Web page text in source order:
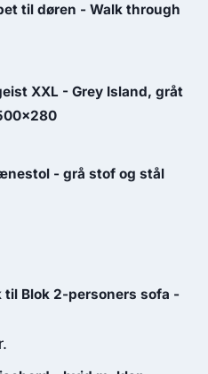
til døren - Walk through
XXL - Grey Island, gråt
- grå stof og stål
til Blok 2-personers sofa -